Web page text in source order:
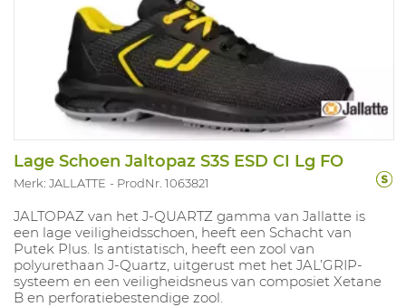
Lage Schoen Jaltopaz S3S ESD CI Lg FO
Merk: JALLATTE ProdNr. 1063821
JALTOPAZ van het J-QUARTZ gamma van Jallatte is
een lage veiligheidsschoen, heeft een Schacht van
Putek Plus. Is antistatisch, heeft een zool van
polyurethaan J-Quartz, uitgerust met het JAL’GRIP-
systeem en een veiligheidsneus van composiet Xetane
B en perforatiebestendige zool.